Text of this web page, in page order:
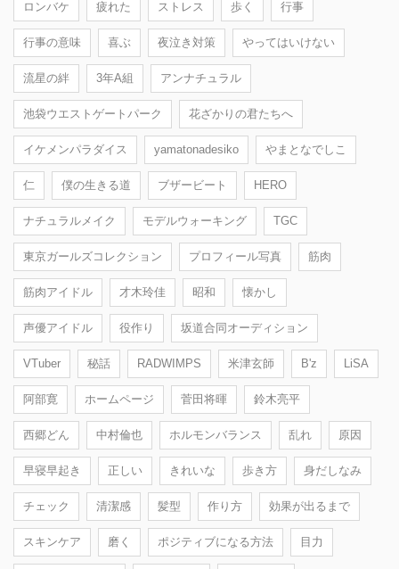
ロンバケ 疲れた ストレス 歩く 行事
行事の意味 喜ぶ 夜泣き対策 やってはいけない
流星の絆 3年A組 アンナチュラル
池袋ウエストゲートパーク 花ざかりの君たちへ
イケメンパラダイス yamatonadesiko やまとなでしこ
仁 僕の生きる道 ブザービート HERO
ナチュラルメイク モデルウォーキング TGC
東京ガールズコレクション プロフィール写真 筋肉
筋肉アイドル 才木玲佳 昭和 懐かし
声優アイドル 役作り 坂道合同オーディション
VTuber 秘話 RADWIMPS 米津玄師 B'z LiSA
阿部寛 ホームページ 菅田将暉 鈴木亮平
西郷どん 中村倫也 ホルモンバランス 乱れ 原因
早寝早起き 正しい きれいな 歩き方 身だしなみ
チェック 清潔感 髪型 作り方 効果が出るまで
スキンケア 磨く ポジティブになる方法 目力